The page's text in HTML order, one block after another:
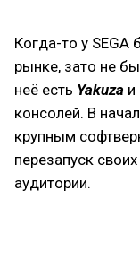
Когда-то у SEGA
рынке, зато не
неё есть Yakuza и
консолей. В
крупным
перезапуск
аудитории.